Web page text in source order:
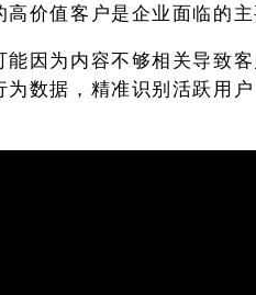
价值客户是企业面临的主
因为内容不够相关导致
数据，精准识别活跃用